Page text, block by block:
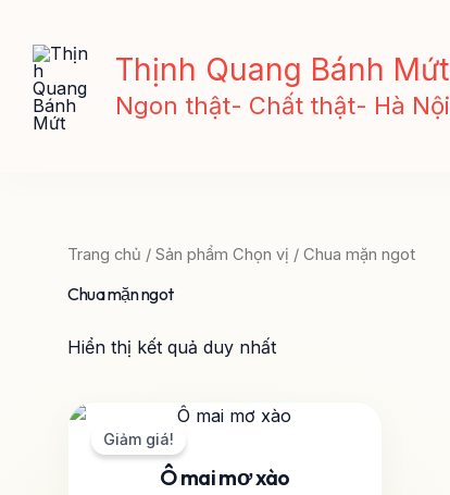
dung
Thịnh Quang Bánh Mứt
Ngon thật- Chất thật- Hà
Trang chủ / Sản phẩm Chọn vị / Chua mặn ngot
Chua mặn ngot
Hiển thị kết quả duy nhất
Giảm giá!
Ô mai mơ xào
Sản
này